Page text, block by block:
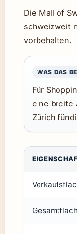
Die Mall of
schweizweit
vorbehalten.
WAS DAS
Für
eine breite
Zürich
Technische